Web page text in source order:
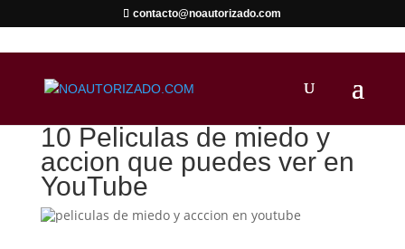
contacto@noautorizado.com
10 Peliculas de miedo y
accion que puedes ver en
YouTube